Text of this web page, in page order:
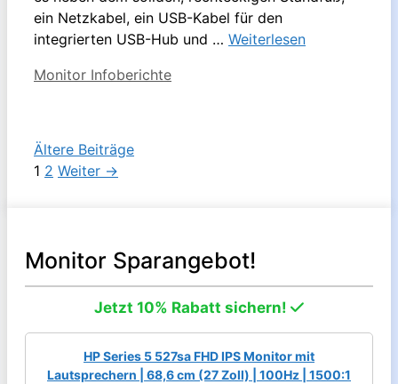
ein Netzkabel, ein USB-Kabel für den
integrierten USB-Hub und … Weiterlesen
Kategorien
Monitor Infoberichte
Ältere Beiträge
Seite
1 Seite
2 Weiter →
Monitor Sparangebot!
Jetzt 10% Rabatt sichern!
HP Series 5 527sa FHD IPS Monitor mit
Lautsprechern | 68,6 cm (27 Zoll) | 100Hz | 1500:1